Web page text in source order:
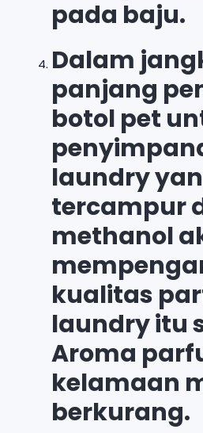
pada baju.
Dalam
panjang
botol pet
laundry
tercampur
methanol
kualitas
laundry itu
Aroma
kelamaan
berkurang.